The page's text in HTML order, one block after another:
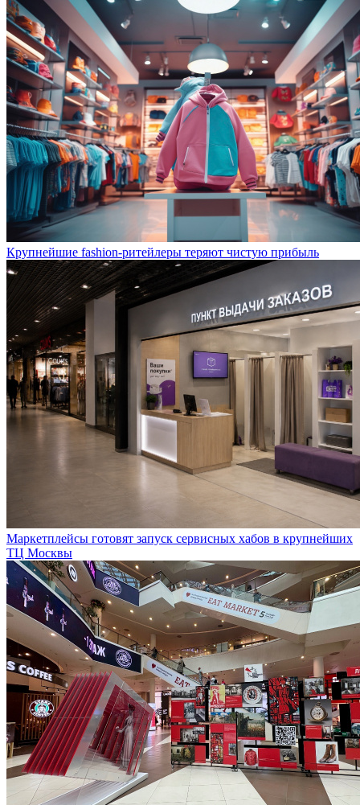
Крупнейшие fashion-ритейлеры теряют чистую прибыль
Маркетплейсы готовят запуск сервисных хабов в крупнейших
ТЦ Москвы